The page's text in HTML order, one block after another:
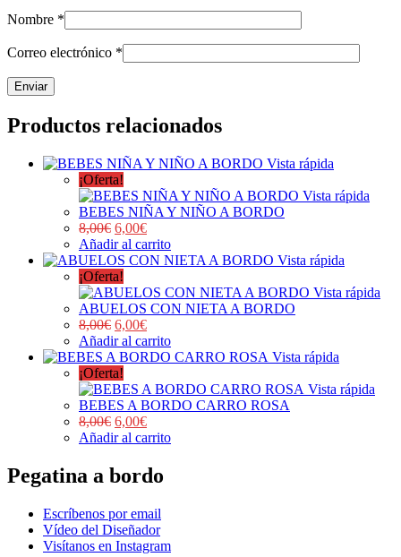
Nombre *
Correo electrónico *
Productos relacionados
Vista rápida
¡Oferta!
Vista rápida
BEBES NIÑA Y NIÑO A BORDO
8,00€ 6,00€
Añadir al carrito
Vista rápida
¡Oferta!
Vista rápida
ABUELOS CON NIETA A BORDO
8,00€ 6,00€
Añadir al carrito
Vista rápida
¡Oferta!
Vista rápida
BEBES A BORDO CARRO ROSA
8,00€ 6,00€
Añadir al carrito
Pegatina a bordo
Escríbenos por email
Vídeo del Diseñador
Visítanos en Instagram